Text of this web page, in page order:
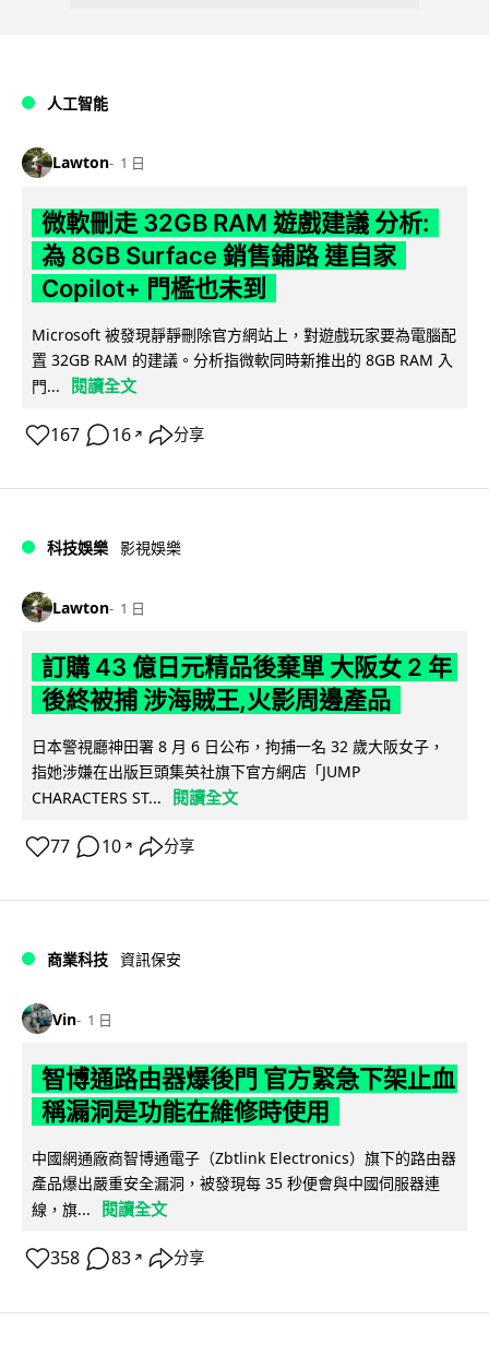
人工智能
Lawton 1 日
微軟刪走 32GB RAM 遊戲建議 分析:
為 8GB Surface 銷售鋪路 連自家
Copilot+ 門檻也未到
Microsoft 被發現靜靜刪除官方網站上，對遊戲玩家要為電腦配
置 32GB RAM 的建議。分析指微軟同時新推出的 8GB RAM 入
門...
閱讀全文
167 16 ↗ 分享
科技娛樂 影視娛樂
Lawton 1 日
訂購 43 億日元精品後棄單 大阪女 2 年
後終被捕 涉海賊王,火影周邊產品
日本警視廳神田署 8 月 6 日公布，拘捕一名 32 歲大阪女子，
指她涉嫌在出版巨頭集英社旗下官方網店「JUMP
CHARACTERS ST...
閱讀全文
77 10 ↗ 分享
商業科技 資訊保安
Vin 1 日
智博通路由器爆後門 官方緊急下架止血
稱漏洞是功能在維修時使用
中國網通廠商智博通電子（Zbtlink Electronics）旗下的路由器
產品爆出嚴重安全漏洞，被發現每 35 秒便會與中國伺服器連
線，旗...
閱讀全文
358 83 ↗ 分享